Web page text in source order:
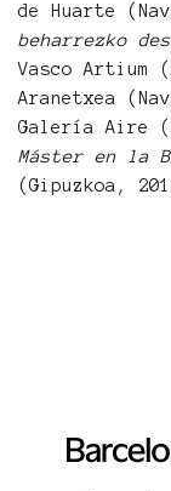
de Huarte
beharrezko
Vasco Artium
Aranetxea
Galería Aire
Máster en la
(Gipuzkoa,